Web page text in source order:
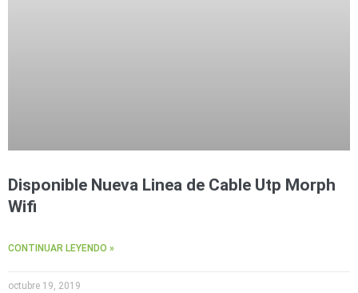
Disponible Nueva Linea de Cable Utp Morph
Wifi
CONTINUAR LEYENDO »
octubre 19, 2019